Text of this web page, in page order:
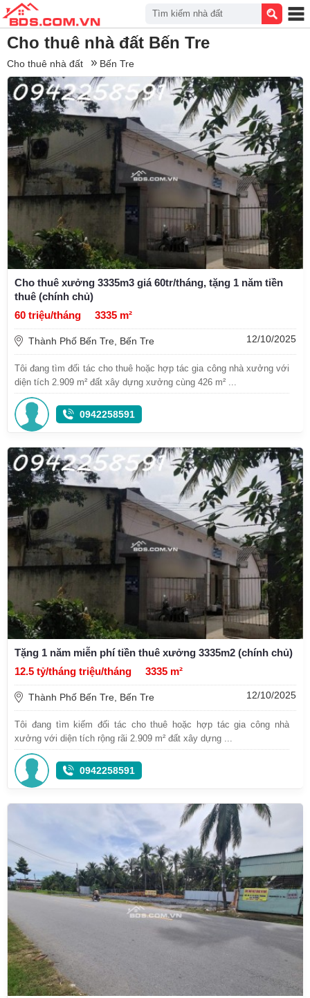
Cho thuê nhà đất Bến Tre
Cho thuê nhà đất Bến Tre
Cho thuê xưởng 3335m3 giá 60tr/tháng, tặng 1 năm tiền
thuê (chính chủ)
60 triệu/tháng
3335 m²
Thành Phố Bến Tre, Bến Tre 12/10/2025
Tôi đang tìm đối tác cho thuê hoặc hợp tác gia công nhà xưởng với
diện tích 2.909 m² đất xây dựng xưởng cùng 426 m² ...
0942258591
Tặng 1 năm miễn phí tiền thuê xưởng 3335m2 (chính chủ)
12.5 tỷ/tháng triệu/tháng
3335 m²
Thành Phố Bến Tre, Bến Tre 12/10/2025
Tôi đang tìm kiếm đối tác cho thuê hoặc hợp tác gia công nhà
xưởng với diện tích rộng rãi 2.909 m² đất xây dựng ...
0942258591
Tìm kiếm nhà đất